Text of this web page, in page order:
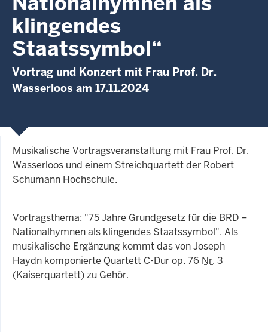
klingendes
Staatssymbol“
Vortrag und Konzert mit Frau Prof. Dr.
Wasserloos am 17.11.2024
Musikalische Vortragsveranstaltung mit Frau Prof. Dr.
Wasserloos und einem Streichquartett der Robert
Schumann Hochschule.
Vortragsthema: "75 Jahre Grundgesetz für die BRD –
Nationalhymnen als klingendes Staatssymbol". Als
musikalische Ergänzung kommt das von Joseph
Haydn komponierte Quartett C-Dur op. 76 Nr. 3
(Kaiserquartett) zu Gehör.